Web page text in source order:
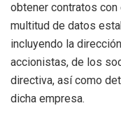
obtener contratos con
multitud de datos
incluyendo la
accionistas, de los
directiva, así como
dicha empresa.